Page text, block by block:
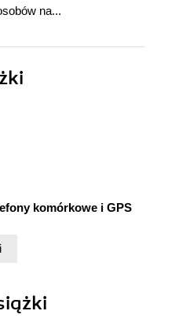
na...
komórkowe i GPS
Linux (21)
OS X z telefonem
(29)